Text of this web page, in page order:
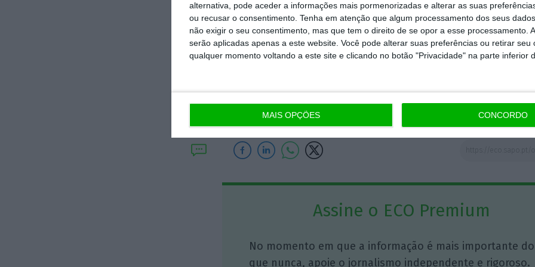
alternativa, pode aceder a informações mais pormenorizadas e alterar as suas
ou recusar o consentimento. Tenha em atenção que algum processamento dos seus
não exigir o seu consentimento, mas que tem o direito de se opor a esse processamento.
serão aplicadas apenas a este website. Você pode alterar suas preferências ou retirar seu
qualquer momento voltando a este site e clicando no botão "Privacidade" na parte inferior
MAIS OPÇÕES CONCORDO
Joana Fuzeta da
Vitorino
Assine o ECO Premium
No momento em que a informação é mais importante do
que nunca, apoie o jornalismo independente e rigoroso.